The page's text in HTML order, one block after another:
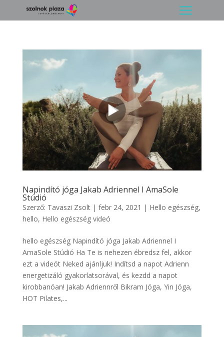
Napindító jóga Jakab Adriennel I AmaSole
Stúdió
Szerző: Tavaszi Zsolt| febr 24, 2021 | Hello egészség,
hello, Hello egészség videó
hello egészség Napindító jóga Jakab Adriennel I
AmaSole Stúdió Ha Te is nehezen ébredsz fel, akkor
ezt a videót Neked ajánljuk! Indítsd a napot Adrienn
energetizáló gyakorlatsorával, és kezdd a napot
kirobbanóan! Jakab Adriennről Bikram Jóga, Yin Jóga,
HOT Pilates,...